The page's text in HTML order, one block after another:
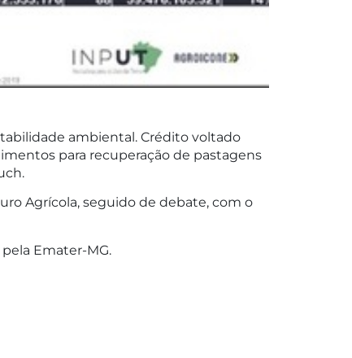
ambiental. Crédito voltado
para recuperação de pastagens
Agrícola, seguido de debate, com o
Emater-MG.